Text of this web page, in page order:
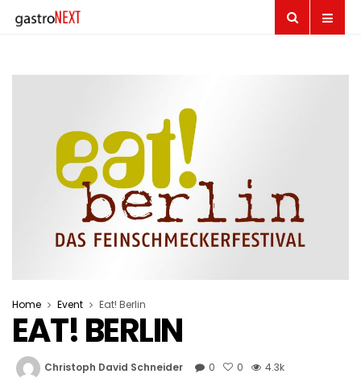
Home Event Eat! Berlin
EAT! BERLIN
Christoph David Schneider 0 0 4.3k